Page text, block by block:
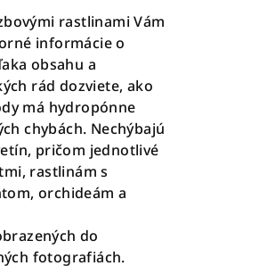
rastlinami Vám
informácie o
obsahu a
rád dozviete, ako
má hydropónne
chybách. Nechýbajú
pričom jednotlivé
rastlinám s
orchideám a
do
fotografiách.